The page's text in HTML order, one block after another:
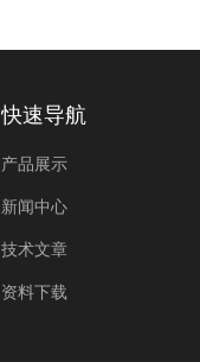
快速导航
产品展示
新闻中心
技术文章
资料下载